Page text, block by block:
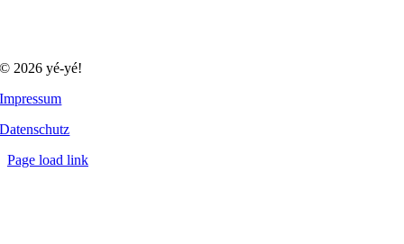
© 2026 yé-yé!
Impressum
Datenschutz
Page load link